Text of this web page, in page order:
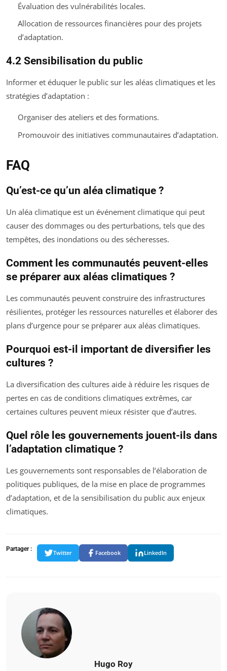
Évaluation des vulnérabilités locales.
Allocation de ressources financières pour des projets
d’adaptation.
4.2 Sensibilisation du public
Informer et éduquer le public sur les aléas climatiques et les
stratégies d’adaptation :
Organiser des ateliers et des formations.
Promouvoir des initiatives communautaires d’adaptation.
FAQ
Qu’est-ce qu’un aléa climatique ?
Un aléa climatique est un événement climatique qui peut
causer des dommages ou des perturbations, tels que des
tempêtes, des inondations ou des sécheresses.
Comment les communautés peuvent-elles
se préparer aux aléas climatiques ?
Les communautés peuvent construire des infrastructures
résilientes, protéger les ressources naturelles et élaborer des
plans d’urgence pour se préparer aux aléas climatiques.
Pourquoi est-il important de diversifier les
cultures ?
La diversification des cultures aide à réduire les risques de
pertes en cas de conditions climatiques extrêmes, car
certaines cultures peuvent mieux résister que d’autres.
Quel rôle les gouvernements jouent-ils dans
l’adaptation climatique ?
Les gouvernements sont responsables de l’élaboration de
politiques publiques, de la mise en place de programmes
d’adaptation, et de la sensibilisation du public aux enjeux
climatiques.
Partager :
Twitter Facebook LinkedIn
Hugo Roy